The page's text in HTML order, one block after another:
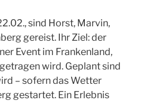
sind Horst, Marvin,
gereist. Ihr Ziel: der
Event im Frankenland,
wird. Geplant sind
– sofern das Wetter
gestartet. Ein Erlebnis